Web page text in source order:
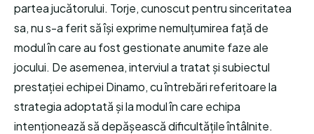
partea jucătorului. Torje, cunoscut pentru sinceritatea
sa, nu s-a ferit să își exprime nemulțumirea față de
modul în care au fost gestionate anumite faze ale
jocului. De asemenea, interviul a tratat și subiectul
prestației echipei Dinamo, cu întrebări referitoare la
strategia adoptată și la modul în care echipa
intenționează să depășească dificultățile întâlnite.